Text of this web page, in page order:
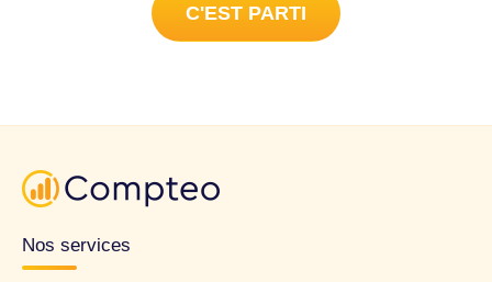
C'EST PARTI
Nos services